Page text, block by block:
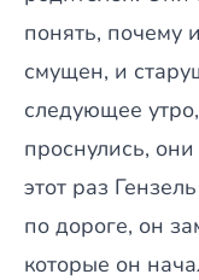
понять, почему
смущен, и
следующее
проснулись,
этот раз
по дороге, он
которые он